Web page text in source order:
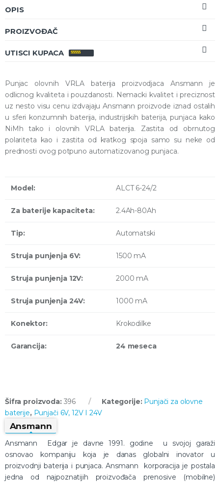
OPIS
PROIZVOĐAČ
UTISCI KUPACA
Punjac olovnih VRLA baterija proizvodjaca Ansmann je
odlicnog kvaliteta i pouzdanosti. Nemacki kvalitet i preciznost
uz nesto visu cenu izdvajaju Ansmann proizvode iznad ostalih
u sferi konzumnih baterija, industrijskih baterija, punjaca kako
NiMh tako i olovnih VRLA baterija. Zastita od obrnutog
polariteta kao i zastita od kratkog spoja samo su neke od
prednosti ovog potpuno automatizovanog punjaca.
Model: ALCT 6-24/2
Za baterije kapaciteta: 2.4Ah-80Ah
Tip: Automatski
Struja punjenja 6V: 1500 mA
Struja punjenja 12V: 2000 mA
Struja punjenja 24V: 1000 mA
Konektor: Krokodilke
Garancija: 24 meseca
Šifra proizvoda: 396 Kategorije: Punjači za olovne
baterije, Punjači 6V, 12V I 24V
Ansmann
Ansmann Edgar je davne 1991. godine u svojoj garaži
osnovao kompaniju koja je danas globalni inovator u
proizvodnji baterija i punjaca. Ansmann korporacija je postala
jedna od najpoznatijih proizvođača prenosive (mobilne)